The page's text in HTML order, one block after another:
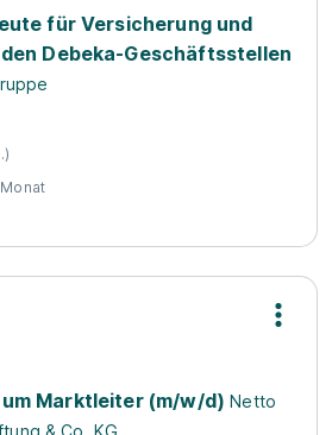
für Versicherung und
Debeka-Geschäftsstellen
Marktleiter (m/w/d) Netto
& Co. KG